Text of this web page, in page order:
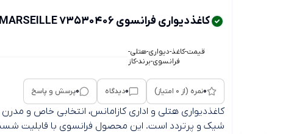
کاغذدیواری فرانسوی 73530406 Shadows/MARSEILLE
قیمت-کاغذ-دیواری-هتلی-
فرانسوی-برند-کاز
0نمره (از 0 امتیاز) 0دیدگاه 0پرسش و پاسخ
کاغذدیواری هتلی و اداری کازامانس، انتخابی خاص و
شیک و پرتردد است. این محصول فرانسوی با قابلیت